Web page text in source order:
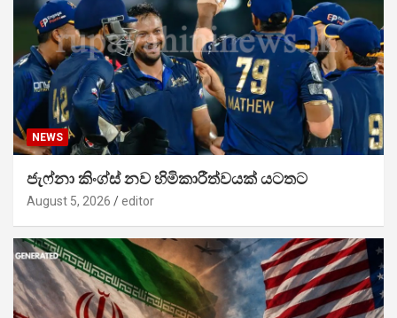
NEWS
ජැෆ්නා කිංග්ස් නව හිමිකාරීත්වයක් යටතට
August 5, 2026 editor